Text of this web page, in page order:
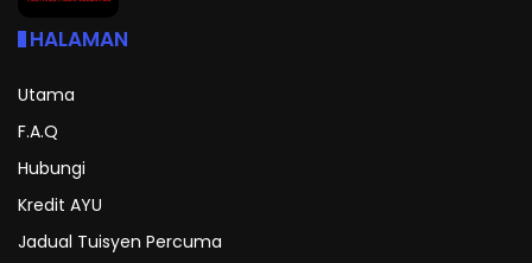
HALAMAN
Utama
F.A.Q
Hubungi
Kredit AYU
Jadual Tuisyen Percuma